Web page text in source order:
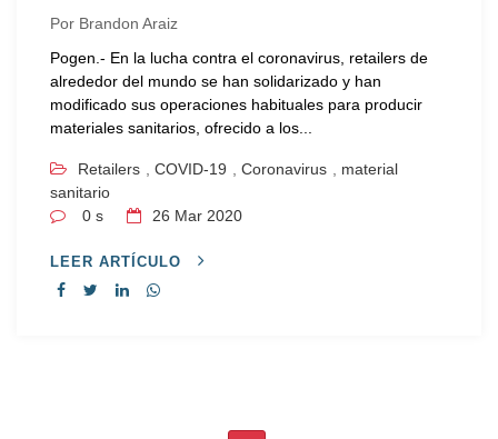
Por Brandon Araiz
Pogen.- En la lucha contra el coronavirus, retailers de
alrededor del mundo se han solidarizado y han
modificado sus operaciones habituales para producir
materiales sanitarios, ofrecido a los...
Retailers COVID-19 Coronavirus
material
sanitario
0 s
26 Mar 2020
LEER ARTÍCULO